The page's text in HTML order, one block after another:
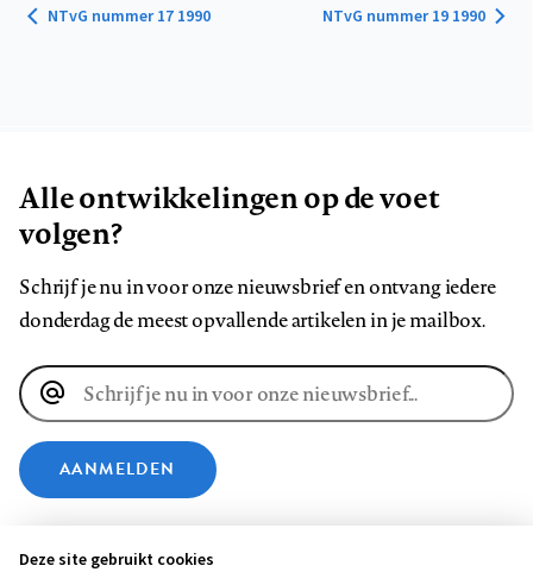
NTvG nummer 17 1990 NTvG nummer 19 1990
Alle ontwikkelingen op de voet
volgen?
Schrijf je nu in voor onze nieuwsbrief en ontvang iedere
donderdag de meest opvallende artikelen in je mailbox.
E-
mailadres
AANMELDEN
VOLG ONS OP
Deze site gebruikt cookies